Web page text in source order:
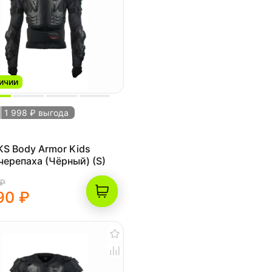
1 998 ₽ выгода
Armor Kids
Моточерепаха (Чёрный) (S)
₽